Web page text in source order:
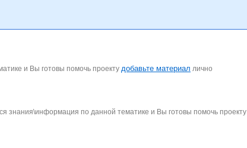
и Вы готовы помочь проекту добавьте материал лично
знания\информация по данной тематике и Вы готовы помочь проекту